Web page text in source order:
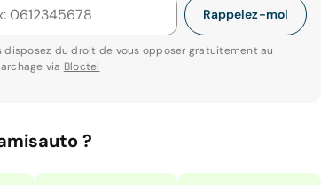
Rappelez-moi
disposez du droit de vous opposer gratuitement au
via Bloctel
?